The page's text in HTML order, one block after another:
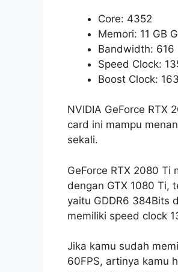
Core: 4352
Memori: 11 GB
Bandwidth: 616
Speed Clock:
Boost Clock:
NVIDIA GeForce RTX
card ini mampu
sekali.
GeForce RTX 2080 Ti
dengan GTX 1080 Ti,
yaitu GDDR6 384Bits
memiliki speed clock
Jika kamu sudah
60FPS, artinya kamu